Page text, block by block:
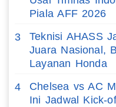
Piala AFF 2026
3
Teknisi AHASS
Juara Nasional,
Layanan Honda
4
Chelsea vs AC
Ini Jadwal Kick-